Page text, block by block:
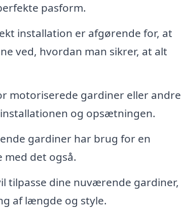
pasform.
installation er afgørende for, at
ved, hvordan man sikrer, at alt
motoriserede gardiner eller andre
og opsætningen.
gardiner har brug for en
det også.
tilpasse dine nuværende gardiner,
af længde og style.